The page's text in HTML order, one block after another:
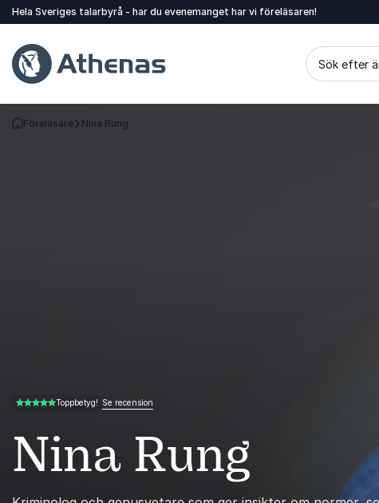
Hela Sveriges talarbyrå - har du evenemanget har vi föreläsaren!
Sök efter
Gå tillbaka till startsidan
Föreläsare Nina Rung
Nina Rung
4.75 av 5 Toppbetyg! Se recension